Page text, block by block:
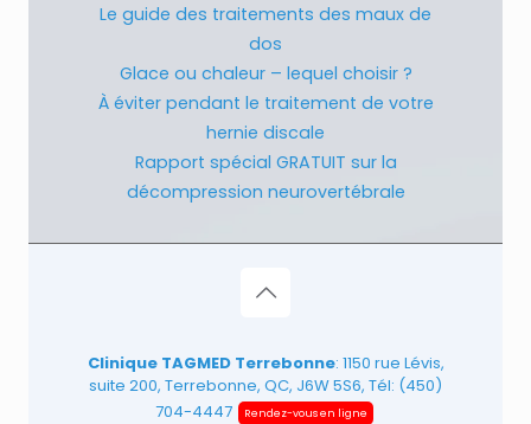
Le guide des traitements des maux de
dos
Glace ou chaleur – lequel choisir ?
À éviter pendant le traitement de votre
hernie discale
Rapport spécial GRATUIT sur la
décompression neurovertébrale
Clinique TAGMED Terrebonne: 1150 rue Lévis,
suite 200, Terrebonne, QC, J6W 5S6, Tél: (450)
704-4447
Rendez-vous en ligne